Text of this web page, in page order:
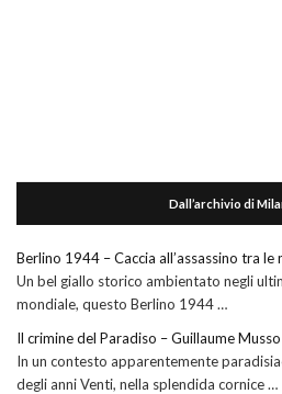
Dall’archivio di
Berlino 1944 – Caccia all’assassino tra le
Un bel giallo storico ambientato negli
mondiale, questo Berlino 1944 …
Il crimine del Paradiso – Guillaume Musso
In un contesto apparentemente
degli anni Venti, nella splendida cornice …